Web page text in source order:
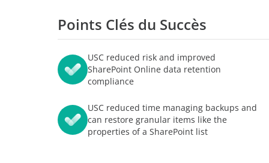
AvePoint tyGraph
Outil d'analyse avancée
Evènements
Rapports d'analyses
Brochures produits
#shifthappens
Points Clés du Succès
USC reduced risk and improved
SharePoint Online data retention
compliance
USC reduced time managing backups and
can restore granular items like the
properties of a SharePoint list